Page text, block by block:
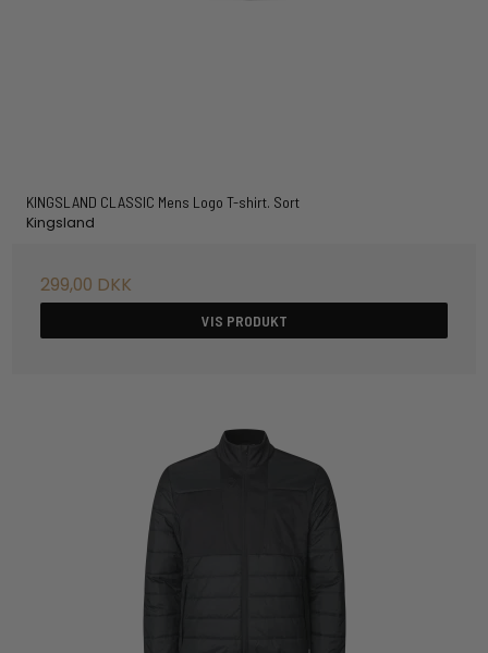
KINGSLAND CLASSIC Mens Logo T-shirt. Sort
Kingsland
299,00 DKK
VIS PRODUKT